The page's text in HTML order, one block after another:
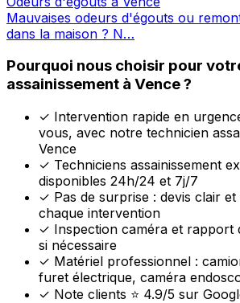
Mauvaises odeurs d'égouts ou
dans la maison ? N…
Pourquoi nous choisir pour
assainissement à Vence ?
✓ Intervention rapide en
vous, avec notre technicien
Vence
✓ Techniciens assainissement
disponibles 24h/24 et 7j/7
✓ Pas de surprise : devis clair
chaque intervention
✓ Inspection caméra et rapport
si nécessaire
✓ Matériel professionnel :
furet électrique, caméra
✓ Note clients ⭐ 4.9/5 sur